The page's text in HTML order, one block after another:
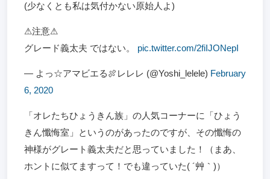
(少なくとも私は気付かない原始人よ)
⚠︎注意⚠︎
グレード義太夫 ではない。 pic.twitter.com/2fiIJONepI
— よっ☆アマビエる🍖レレレ (@Yoshi_lelele) February
6, 2020
「オレたちひょうきん族」の人気コーナーに「ひょう
きん懺悔室」というのがあったのですが、その懺悔の
神様がグレート義太夫だと思っていました！（まあ、
ホントに似てますって！でも違っていた( ´艸｀)）